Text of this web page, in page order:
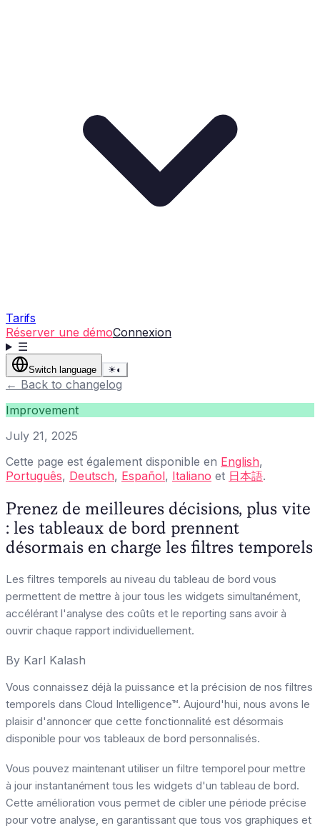
Tarifs
Réserver une démoConnexion
☰
Switch language ☀◐
← Back to changelog
Improvement
July 21, 2025
Cette page est également disponible en English,
Português, Deutsch, Español, Italiano et 日本語.
Prenez de meilleures décisions, plus vite
: les tableaux de bord prennent
désormais en charge les filtres temporels
Les filtres temporels au niveau du tableau de bord vous
permettent de mettre à jour tous les widgets simultanément,
accélérant l'analyse des coûts et le reporting sans avoir à
ouvrir chaque rapport individuellement.
By Karl Kalash
Vous connaissez déjà la puissance et la précision de nos filtres
temporels dans Cloud Intelligence™. Aujourd'hui, nous avons le
plaisir d'annoncer que cette fonctionnalité est désormais
disponible pour vos tableaux de bord personnalisés.
Vous pouvez maintenant utiliser un filtre temporel pour mettre
à jour instantanément tous les widgets d'un tableau de bord.
Cette amélioration vous permet de cibler une période précise
pour votre analyse, en garantissant que tous vos graphiques et